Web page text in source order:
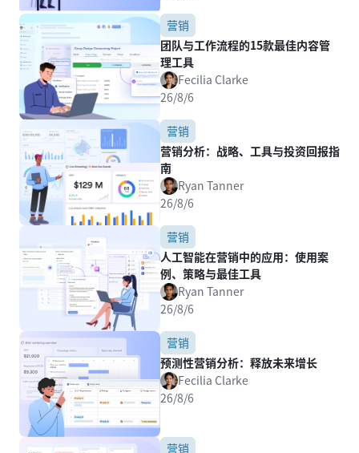
营销
团队与工作流程的15款最佳内容管
理工具
Fecilia Clarke
26/8/6
营销
营销分析：战略、工具与投资回报指
南
Ryan Tanner
26/8/6
营销
人工智能在营销中的应用：使用案
例、策略与最佳工具
Ryan Tanner
26/8/6
营销
预测性营销分析：释放未来增长
Fecilia Clarke
26/8/6
营销